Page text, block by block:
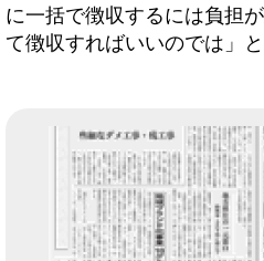
に一括で徴収するには負担
て徴収すればいいのでは」と